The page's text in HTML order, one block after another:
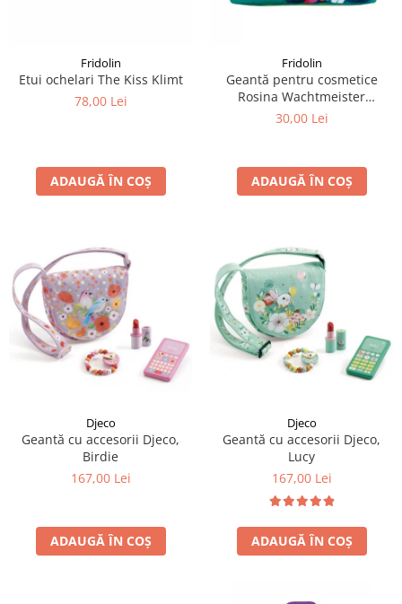
LEGO Architecture
LEGO Ideas
Fridolin
Etui ochelari The Kiss Klimt
78,00 Lei
ADAUGĂ ÎN COȘ
Fridolin
Geantă pentru cosmetice
Rosina Wachtmeister
Momenti di felicita
30,00 Lei
ADAUGĂ ÎN COȘ
Djeco
Geantă cu accesorii Djeco,
Birdie
167,00 Lei
ADAUGĂ ÎN COȘ
Djeco
Geantă cu accesorii Djeco,
Lucy
167,00 Lei
ADAUGĂ ÎN COȘ